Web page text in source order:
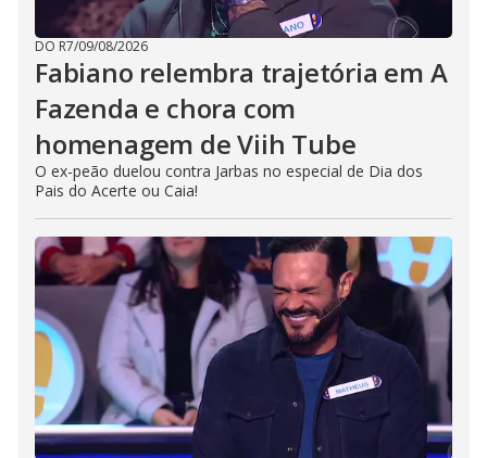
DO R7/09/08/2026
Fabiano relembra trajetória em A
Fazenda e chora com
homenagem de Viih Tube
O ex-peão duelou contra Jarbas no especial de Dia dos
Pais do Acerte ou Caia!